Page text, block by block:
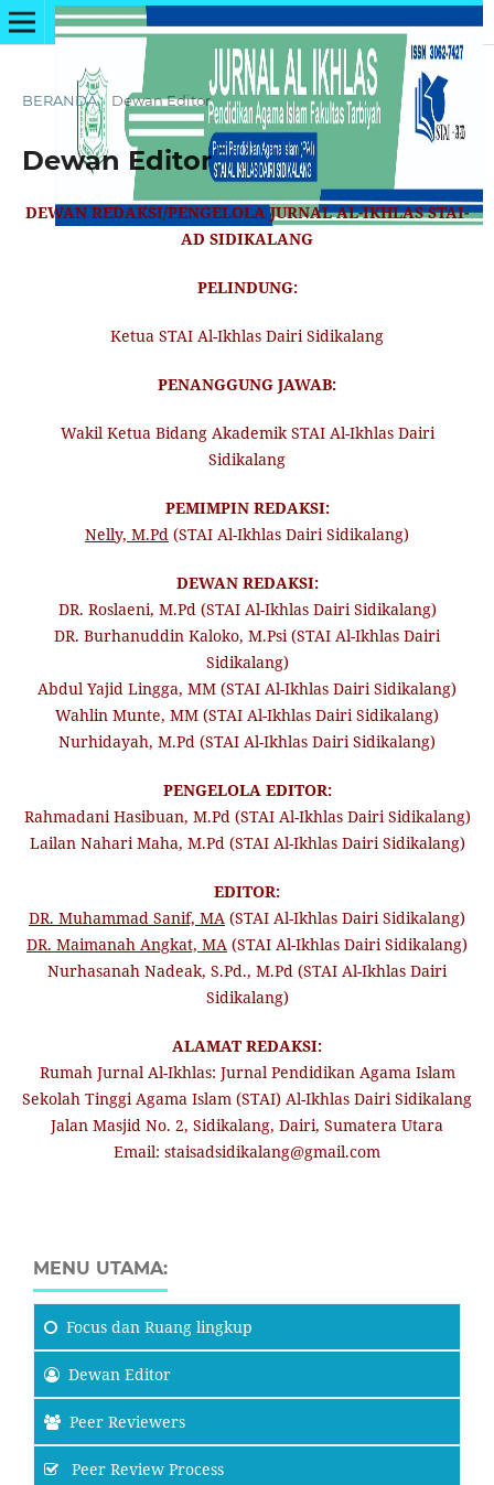
BERANDA / Dewan Editor
Dewan Editor
DEWAN REDAKSI/PENGELOLA JURNAL AL-IKHLAS STAI-
AD SIDIKALANG
PELINDUNG:
Ketua STAI Al-Ikhlas Dairi Sidikalang
PENANGGUNG JAWAB:
Wakil Ketua Bidang Akademik STAI Al-Ikhlas Dairi
Sidikalang
PEMIMPIN REDAKSI:
Nelly, M.Pd (STAI Al-Ikhlas Dairi Sidikalang)
DEWAN REDAKSI:
DR. Roslaeni, M.Pd (STAI Al-Ikhlas Dairi Sidikalang)
DR. Burhanuddin Kaloko, M.Psi (STAI Al-Ikhlas Dairi
Sidikalang)
Abdul Yajid Lingga, MM (STAI Al-Ikhlas Dairi Sidikalang)
Wahlin Munte, MM (STAI Al-Ikhlas Dairi Sidikalang)
Nurhidayah, M.Pd (STAI Al-Ikhlas Dairi Sidikalang)
PENGELOLA EDITOR:
Rahmadani Hasibuan, M.Pd (STAI Al-Ikhlas Dairi Sidikalang)
Lailan Nahari Maha, M.Pd (STAI Al-Ikhlas Dairi Sidikalang)
EDITOR:
DR. Muhammad Sanif, MA (STAI Al-Ikhlas Dairi Sidikalang)
DR. Maimanah Angkat, MA (STAI Al-Ikhlas Dairi Sidikalang)
Nurhasanah Nadeak, S.Pd., M.Pd (STAI Al-Ikhlas Dairi
Sidikalang)
ALAMAT REDAKSI:
Rumah Jurnal Al-Ikhlas: Jurnal Pendidikan Agama Islam
Sekolah Tinggi Agama Islam (STAI) Al-Ikhlas Dairi Sidikalang
Jalan Masjid No. 2, Sidikalang, Dairi, Sumatera Utara
Email: staisadsidikalang@gmail.com
MENU UTAMA:
Focus dan Ruang lingkup
Dewan Editor
Peer Reviewers
Peer Review Process